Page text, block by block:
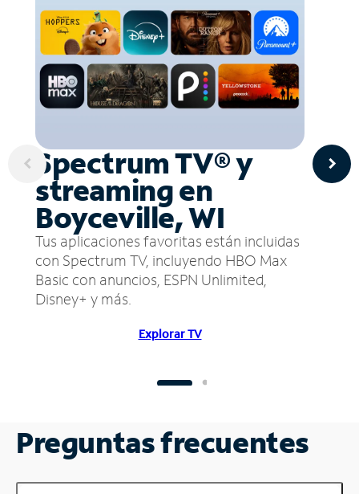
Spectrum TV® y
streaming en
Boyceville, WI
Tus aplicaciones favoritas están incluidas
con Spectrum TV, incluyendo HBO Max
Basic con anuncios, ESPN Unlimited,
Disney+ y más.
Explorar TV
Preguntas frecuentes